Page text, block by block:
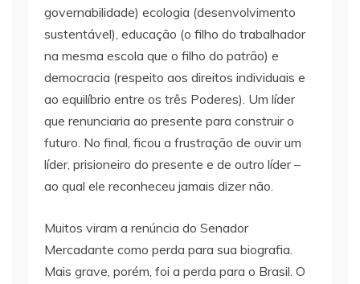
governabilidade) ecologia (desenvolvimento
sustentável), educação (o filho do trabalhador
na mesma escola que o filho do patrão) e
democracia (respeito aos direitos individuais e
ao equilíbrio entre os três Poderes). Um líder
que renunciaria ao presente para construir o
futuro. No final, ficou a frustração de ouvir um
líder, prisioneiro do presente e de outro líder –
ao qual ele reconheceu jamais dizer não.
Muitos viram a renúncia do Senador
Mercadante como perda para sua biografia.
Mais grave, porém, foi a perda para o Brasil. O